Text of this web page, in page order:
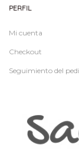
PERFIL
Mi cuenta
Checkout
Seguimiento del